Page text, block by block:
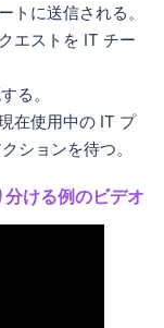
トに送信される。
エストを IT チー
る。
在使用中の IT プ
ションを待つ。
ける例のビデオ